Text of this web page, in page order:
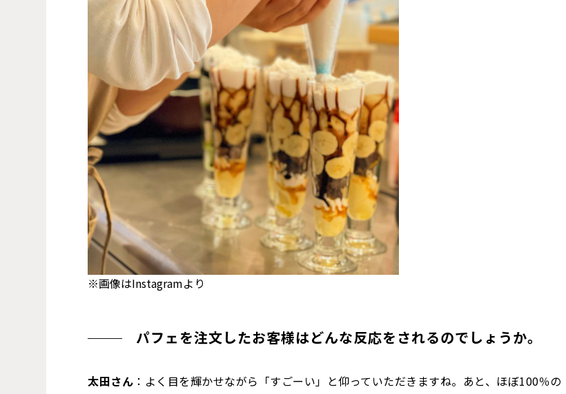
※画像はInstagramより
パフェを注文したお客様はどんな反応をされるのでしょうか。
太田さん ：よく目を輝かせながら「すごーい」と仰っていただきますね。あと、ほぼ100％の